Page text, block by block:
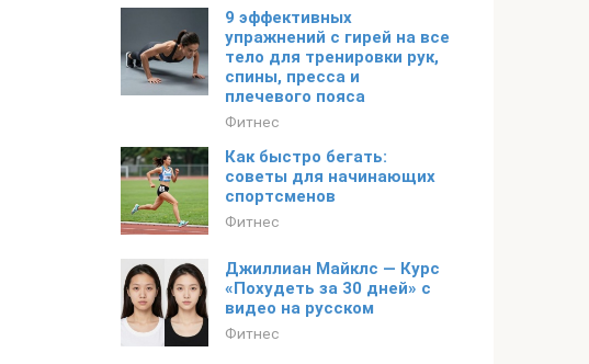
9 эффективных
упражнений с гирей на все
тело для тренировки рук,
спины, пресса и
плечевого пояса
Фитнес
Как быстро бегать:
советы для начинающих
спортсменов
Фитнес
Джиллиан Майклс — Курс
«Похудеть за 30 дней» с
видео на русском
Фитнес